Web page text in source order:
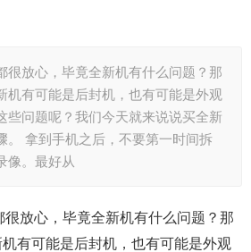
很放心，毕竟全新机有什么问题？那
机有可能是后封机，也有可能是外观
些问题呢？我们今天就来说说买全新
。 拿到手机之后，不要第一时间拆
像。最好从
放心，毕竟全新机有什么问题？那
有可能是后封机，也有可能是外观